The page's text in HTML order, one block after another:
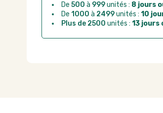
De 500 à 999unités : 8 jours
De 1000 à 2499unités : 10
Plus de 2500 unités : 13 jours